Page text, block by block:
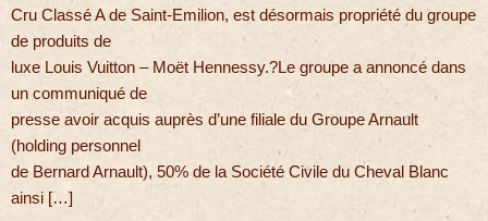
Cru Classé A de Saint-Emilion, est désormais propriété du groupe
de produits de
luxe Louis Vuitton – Moët Hennessy.?Le groupe a annoncé dans
un communiqué de
presse avoir acquis auprès d’une filiale du Groupe Arnault
(holding personnel
de Bernard Arnault), 50% de la Société Civile du Cheval Blanc
ainsi […]